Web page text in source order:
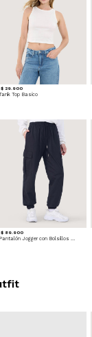
$ 29.900
Top Basico
$ 89.900